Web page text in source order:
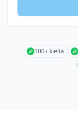
100+ kieltä